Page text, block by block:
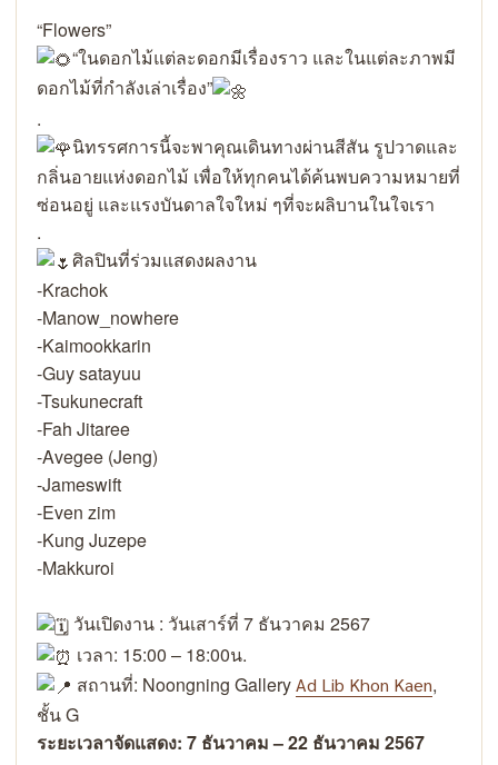
“Flowers”
“ในดอกไม้แต่ละดอกมีเรื่องราว และในแต่ละภาพมี
ดอกไม้ที่กำลังเล่าเรื่อง”
.
นิทรรศการนี้จะพาคุณเดินทางผ่านสีสัน รูปวาดและ
กลิ่นอายแห่งดอกไม้ เพื่อให้ทุกคนได้ค้นพบความหมายที่
ซ่อนอยู่ และแรงบันดาลใจใหม่ ๆที่จะผลิบานในใจเรา
.
ศิลปินที่ร่วมแสดงผลงาน
-Krachok
-Manow_nowhere
-Kaimookkarin
-Guy satayuu
-Tsukunecraft
-Fah Jitaree
-Avegee (Jeng)
-Jameswift
-Even zim
-Kung Juzepe
-Makkuroi
วันเปิดงาน : วันเสาร์ที่ 7 ธันวาคม 2567
เวลา: 15:00 – 18:00น.
สถานที่: Noongning GalleryAd Lib Khon Kaen,
ชั้น G
ระยะเวลาจัดแสดง: 7 ธันวาคม – 22 ธันวาคม 2567